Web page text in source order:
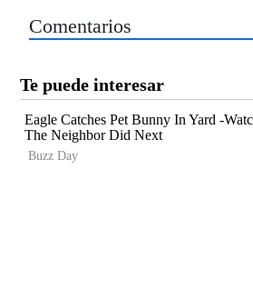
Comentarios